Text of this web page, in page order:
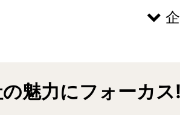
魅力にフォーカス